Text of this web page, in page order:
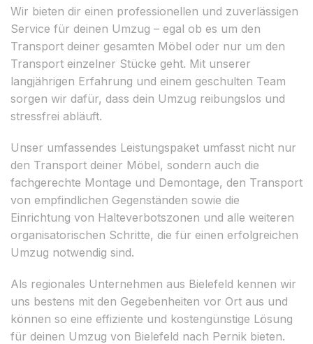
Wir bieten dir einen professionellen und zuverlässigen
Service für deinen Umzug – egal ob es um den
Transport deiner gesamten Möbel oder nur um den
Transport einzelner Stücke geht. Mit unserer
langjährigen Erfahrung und einem geschulten Team
sorgen wir dafür, dass dein Umzug reibungslos und
stressfrei abläuft.
Unser umfassendes Leistungspaket umfasst nicht nur
den Transport deiner Möbel, sondern auch die
fachgerechte Montage und Demontage, den Transport
von empfindlichen Gegenständen sowie die
Einrichtung von Halteverbotszonen und alle weiteren
organisatorischen Schritte, die für einen erfolgreichen
Umzug notwendig sind.
Als regionales Unternehmen aus Bielefeld kennen wir
uns bestens mit den Gegebenheiten vor Ort aus und
können so eine effiziente und kostengünstige Lösung
für deinen Umzug von Bielefeld nach Pernik bieten.